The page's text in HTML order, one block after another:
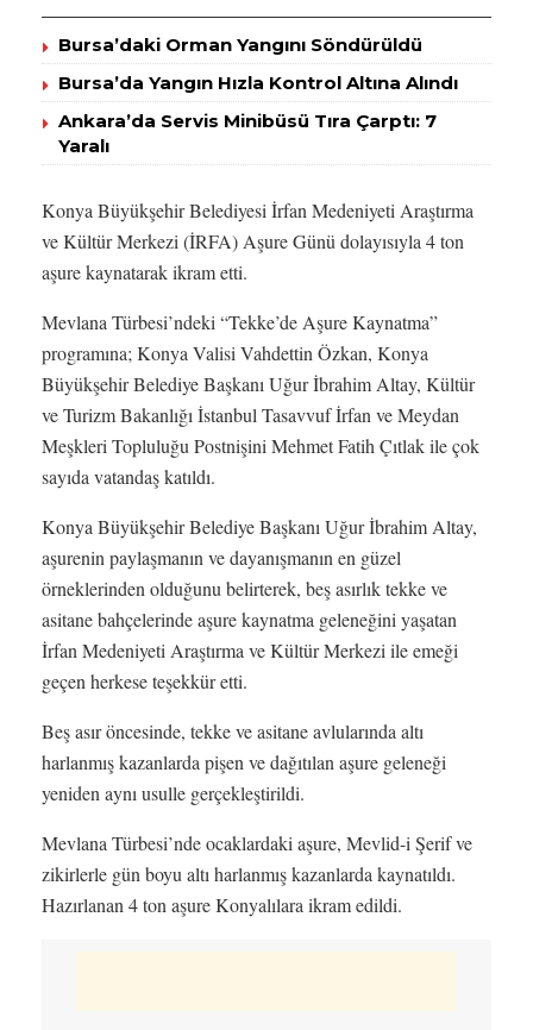
Bursa’daki Orman Yangını Söndürüldü
Bursa’da Yangın Hızla Kontrol Altına Alındı
Ankara’da Servis Minibüsü Tıra Çarptı: 7
Yaralı
Konya Büyükşehir Belediyesi İrfan Medeniyeti Araştırma
ve Kültür Merkezi (İRFA) Aşure Günü dolayısıyla 4 ton
aşure kaynatarak ikram etti.
Mevlana Türbesi’ndeki “Tekke’de Aşure Kaynatma”
programına; Konya Valisi Vahdettin Özkan, Konya
Büyükşehir Belediye Başkanı Uğur İbrahim Altay, Kültür
ve Turizm Bakanlığı İstanbul Tasavvuf İrfan ve Meydan
Meşkleri Topluluğu Postnişini Mehmet Fatih Çıtlak ile çok
sayıda vatandaş katıldı.
Konya Büyükşehir Belediye Başkanı Uğur İbrahim Altay,
aşurenin paylaşmanın ve dayanışmanın en güzel
örneklerinden olduğunu belirterek, beş asırlık tekke ve
asitane bahçelerinde aşure kaynatma geleneğini yaşatan
İrfan Medeniyeti Araştırma ve Kültür Merkezi ile emeği
geçen herkese teşekkür etti.
Beş asır öncesinde, tekke ve asitane avlularında altı
harlanmış kazanlarda pişen ve dağıtılan aşure geleneği
yeniden aynı usulle gerçekleştirildi.
Mevlana Türbesi’nde ocaklardaki aşure, Mevlid-i Şerif ve
zikirlerle gün boyu altı harlanmış kazanlarda kaynatıldı.
Hazırlanan 4 ton aşure Konyalılara ikram edildi.